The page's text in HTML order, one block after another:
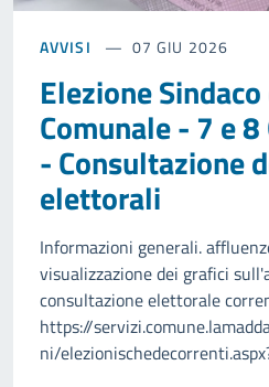
AVVISI 07 GIU 2026
Elezione
Comunale - 7 e
- Consultazione
elettorali
Informazioni generali.
visualizzazione dei grafici
consultazione elettorale
https://
ni/